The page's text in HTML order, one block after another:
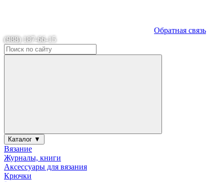
Обратная связь
(988) 187-66-15
Каталог ▼
Вязание
Журналы, книги
Аксессуары для вязания
Крючки